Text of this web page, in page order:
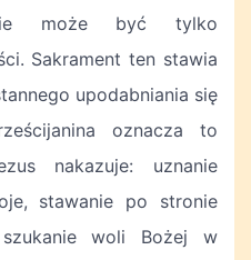
może być tylko
Sakrament ten stawia
upodabniania się
oznacza to
nakazuje: uznanie
stawanie po stronie
woli Bożej w